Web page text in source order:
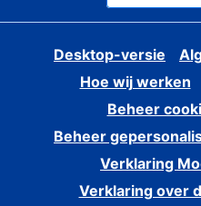
Desktop-versie
Hoe wij werken
Beheer
Beheer
Verklaring
Verklaring over